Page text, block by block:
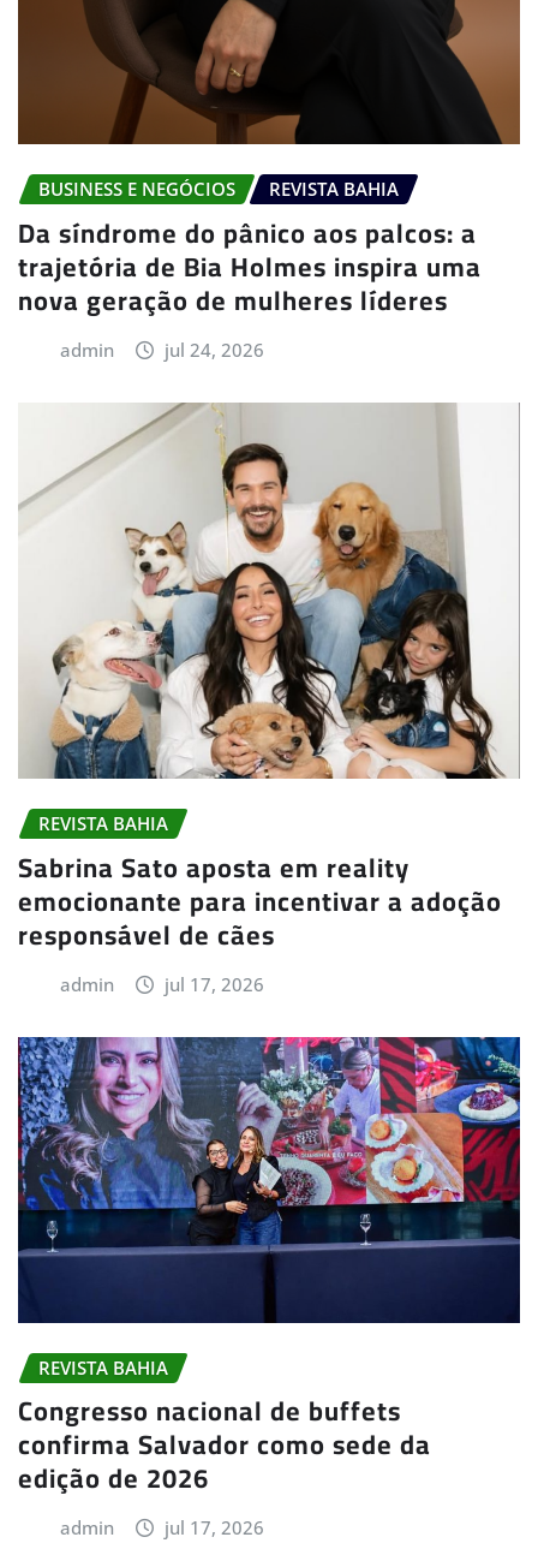
BUSINESS E NEGÓCIOS REVISTA BAHIA
Da síndrome do pânico aos palcos: a
trajetória de Bia Holmes inspira uma
nova geração de mulheres líderes
admin jul 24, 2026
REVISTA BAHIA
Sabrina Sato aposta em reality
emocionante para incentivar a adoção
responsável de cães
admin jul 17, 2026
REVISTA BAHIA
Congresso nacional de buffets
confirma Salvador como sede da
edição de 2026
admin jul 17, 2026